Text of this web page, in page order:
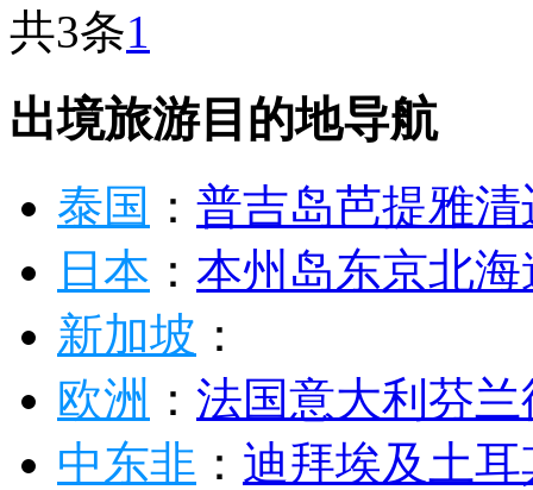
共3条1
出境旅游目的地导航
泰国 ： 普吉岛芭提雅清
日本 ： 本州岛东京北海
新加坡 ：
欧洲 ： 法国意大利 芬兰
中东非 ： 迪拜埃及 土耳